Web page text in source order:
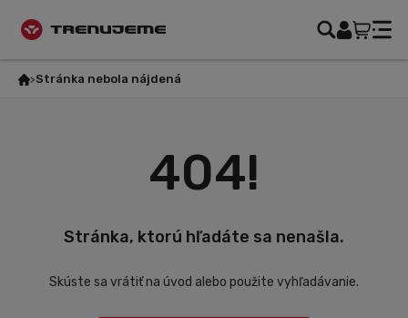
Stránka nebola nájdená
404!
Stránka, ktorú hľadáte sa nenašla.
Skúste sa vrátiť na úvod alebo použite vyhľadávanie.